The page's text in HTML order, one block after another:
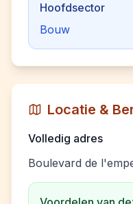
Hoofdsector
Bouw
Locatie &
Volledig adres
Boulevard de